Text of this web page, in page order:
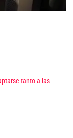
tanto a las